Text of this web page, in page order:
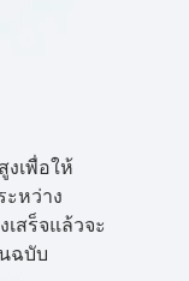
เพื่อให้
หว่าง
สร็จแล้วจะ
ฉบับ